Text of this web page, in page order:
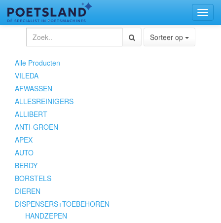
Sorteer op
Alle Producten
VILEDA
AFWASSEN
ALLESREINIGERS
ALLIBERT
ANTI-GROEN
APEX
AUTO
BERDY
BORSTELS
DIEREN
DISPENSERS+TOEBEHOREN
HANDZEPEN